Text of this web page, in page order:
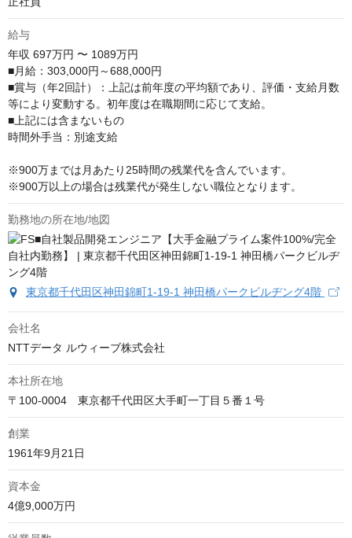
給与
年収 697万円 〜 1089万円
■月給：303,000円～688,000円
■賞与（年2回計）：上記は前年度の平均額であり、評価・支給月数
等により変動する。初年度は在職期間に応じて支給。
■上記には含まないもの
時間外手当：別途支給
※900万までは月あたり25時間の残業代を含んでいます。
※900万以上の場合は残業代が発生しない職位となります。
勤務地の所在地/地図
東京都千代田区神田錦町1-19-1 神田橋パークビルヂング4階
会社名
NTTデータ ルウィーブ株式会社
本社所在地
〒100-0004　東京都千代田区大手町一丁目５番１号
創業
1961年9月21日
資本金
4億9,000万円